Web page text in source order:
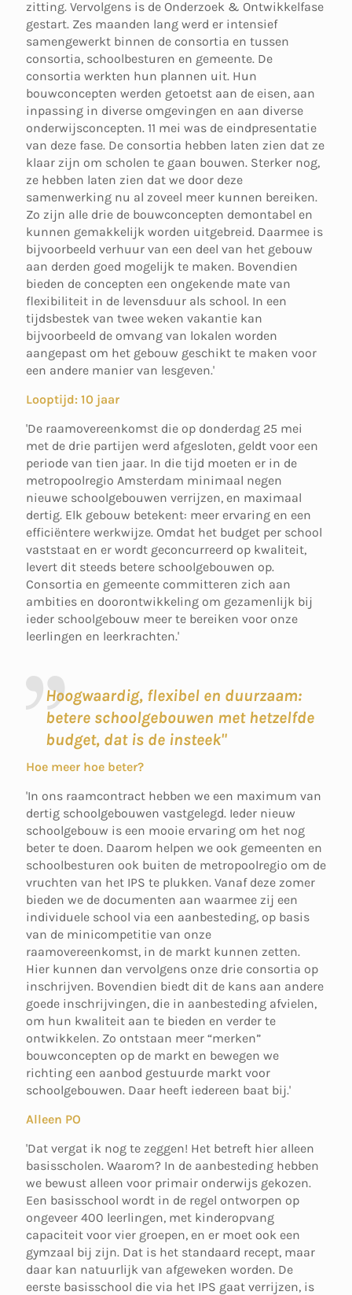
zitting. Vervolgens is de Onderzoek & Ontwikkelfase
gestart. Zes maanden lang werd er intensief
samengewerkt binnen de consortia en tussen
consortia, schoolbesturen en gemeente. De
consortia werkten hun plannen uit. Hun
bouwconcepten werden getoetst aan de eisen, aan
inpassing in diverse omgevingen en aan diverse
onderwijsconcepten. 11 mei was de eindpresentatie
van deze fase. De consortia hebben laten zien dat ze
klaar zijn om scholen te gaan bouwen. Sterker nog,
ze hebben laten zien dat we door deze
samenwerking nu al zoveel meer kunnen bereiken.
Zo zijn alle drie de bouwconcepten demontabel en
kunnen gemakkelijk worden uitgebreid. Daarmee is
bijvoorbeeld verhuur van een deel van het gebouw
aan derden goed mogelijk te maken. Bovendien
bieden de concepten een ongekende mate van
flexibiliteit in de levensduur als school. In een
tijdsbestek van twee weken vakantie kan
bijvoorbeeld de omvang van lokalen worden
aangepast om het gebouw geschikt te maken voor
een andere manier van lesgeven.'
Looptijd: 10 jaar
'De raamovereenkomst die op donderdag 25 mei
met de drie partijen werd afgesloten, geldt voor een
periode van tien jaar. In die tijd moeten er in de
metropoolregio Amsterdam minimaal negen
nieuwe schoolgebouwen verrijzen, en maximaal
dertig. Elk gebouw betekent: meer ervaring en een
efficiëntere werkwijze. Omdat het budget per school
vaststaat en er wordt geconcurreerd op kwaliteit,
levert dit steeds betere schoolgebouwen op.
Consortia en gemeente committeren zich aan
ambities en doorontwikkeling om gezamenlijk bij
ieder schoolgebouw meer te bereiken voor onze
leerlingen en leerkrachten.'
Hoogwaardig, flexibel en duurzaam:
betere schoolgebouwen met hetzelfde
budget, dat is de insteek"
Hoe meer hoe beter?
'In ons raamcontract hebben we een maximum van
dertig schoolgebouwen vastgelegd. Ieder nieuw
schoolgebouw is een mooie ervaring om het nog
beter te doen. Daarom helpen we ook gemeenten en
schoolbesturen ook buiten de metropoolregio om de
vruchten van het IPS te plukken. Vanaf deze zomer
bieden we de documenten aan waarmee zij een
individuele school via een aanbesteding, op basis
van de minicompetitie van onze
raamovereenkomst, in de markt kunnen zetten.
Hier kunnen dan vervolgens onze drie consortia op
inschrijven. Bovendien biedt dit de kans aan andere
goede inschrijvingen, die in aanbesteding afvielen,
om hun kwaliteit aan te bieden en verder te
ontwikkelen. Zo ontstaan meer “merken”
bouwconcepten op de markt en bewegen we
richting een aanbod gestuurde markt voor
schoolgebouwen. Daar heeft iedereen baat bij.'
Alleen PO
'Dat vergat ik nog te zeggen! Het betreft hier alleen
basisscholen. Waarom? In de aanbesteding hebben
we bewust alleen voor primair onderwijs gekozen.
Een basisschool wordt in de regel ontworpen op
ongeveer 400 leerlingen, met kinderopvang
capaciteit voor vier groepen, en er moet ook een
gymzaal bij zijn. Dat is het standaard recept, maar
daar kan natuurlijk van afgeweken worden. De
eerste basisschool die via het IPS gaat verrijzen, is